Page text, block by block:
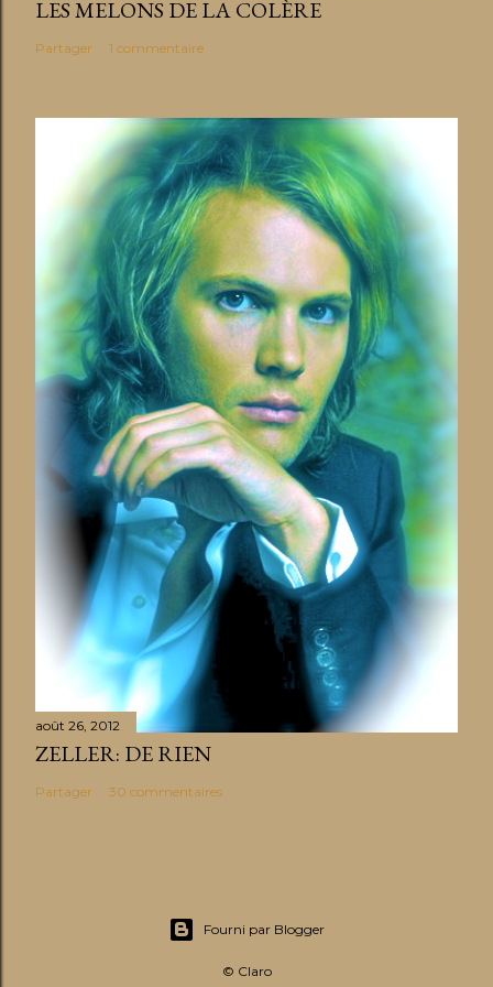
e
LES MELONS DE LA COLÈRE
Partager 1 commentaire
août 26, 2012
ZELLER: DE RIEN
Partager 30 commentaires
Fourni par Blogger
© Claro